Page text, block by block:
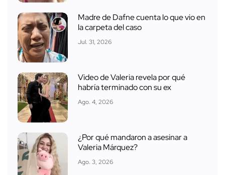
Madre de Dafne cuenta lo que vio en
la carpeta del caso
Jul. 31, 2026
Video de Valeria revela por qué
habría terminado con su ex
Ago. 4, 2026
¿Por qué mandaron a asesinar a
Valeria Márquez?
Ago. 3, 2026